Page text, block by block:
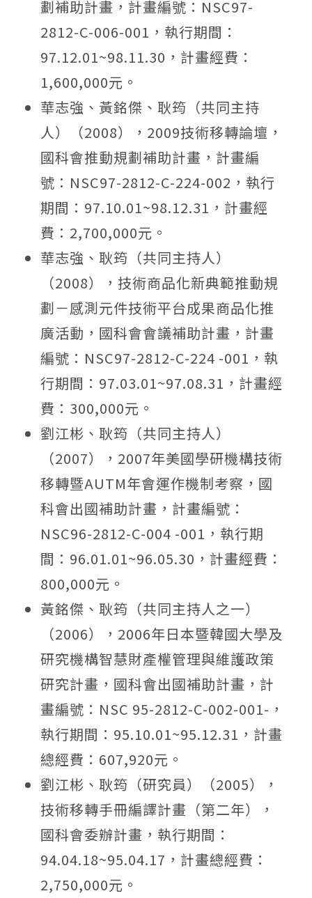
劃補助計畫，計畫編號：NSC97-
2812-C-006-001，執行期間：
97.12.01~98.11.30，計畫經費：
1,600,000元。
華志強、黃銘傑、耿筠（共同主持
人）（2008），2009技術移轉論壇，
國科會推動規劃補助計畫，計畫編
號：NSC97-2812-C-224-002，執行
期間：97.10.01~98.12.31，計畫經
費：2,700,000元。
華志強、耿筠（共同主持人）
（2008），技術商品化新典範推動規
劃－感測元件技術平台成果商品化推
廣活動，國科會會議補助計畫，計畫
編號：NSC97-2812-C-224 -001，執
行期間：97.03.01~97.08.31，計畫經
費：300,000元。
劉江彬、耿筠（共同主持人）
（2007），2007年美國學研機構技術
移轉暨AUTM年會運作機制考察，國
科會出國補助計畫，計畫編號：
NSC96-2812-C-004 -001，執行期
間：96.01.01~96.05.30，計畫經費：
800,000元。
黃銘傑、耿筠（共同主持人之一）
（2006），2006年日本暨韓國大學及
研究機構智慧財產權管理與維護政策
研究計畫，國科會出國補助計畫，計
畫編號：NSC 95-2812-C-002-001-，
執行期間：95.10.01~95.12.31，計畫
總經費：607,920元。
劉江彬、耿筠（研究員）（2005），
技術移轉手冊編譯計畫（第二年），
國科會委辦計畫，執行期間：
94.04.18~95.04.17，計畫總經費：
2,750,000元。